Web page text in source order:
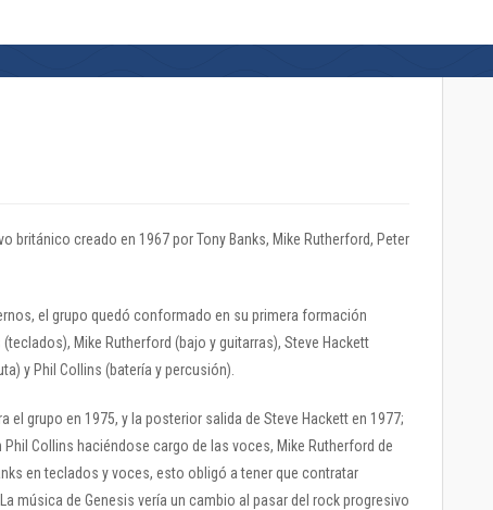
británico creado en 1967 por Tony Banks, Mike Rutherford, Peter
el grupo quedó conformado en su primera formación
(teclados), Mike Rutherford (bajo y guitarras), Steve Hackett
y Phil Collins (batería y percusión).
el grupo en 1975, y la posterior salida de Steve Hackett en 1977;
Collins haciéndose cargo de las voces, Mike Rutherford de
en teclados y voces, esto obligó a tener que contratar
música de Genesis vería un cambio al pasar del rock progresivo